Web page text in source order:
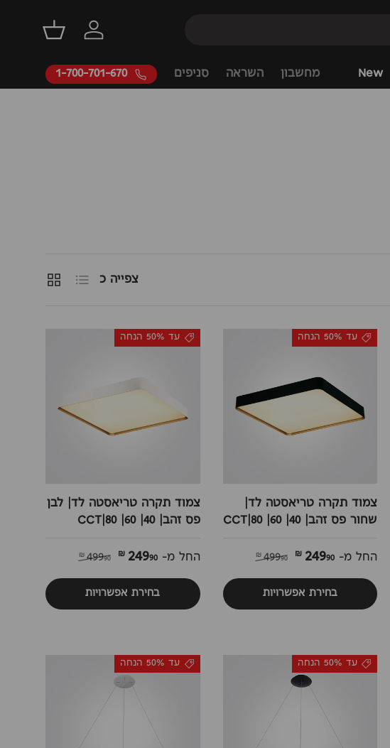
דילוג
התחברותסל קניות
New מחשבון השראה סניפים 1-700-701-670
צפייה כ רשימהקוביות
עד 50% הנחה
צמוד תקרה טריאסטה לד|
שחור פס זהב| 40| 60| 80|CCT
החל מ- 24990 ₪
49990 ₪
בחירת אפשרויות
עד 50% הנחה
צמוד תקרה טריאסטה לד| לבן
פס זהב| 40| 60| 80|CCT
החל מ- 24990 ₪
49990 ₪
בחירת אפשרויות
עד 50% הנחה עד 50% הנחה